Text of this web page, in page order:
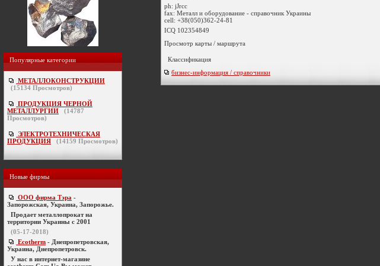
Популярные категории
МЕТАЛЛОКОНСТРУКЦИИ
(15134 Просмотров)
ПРОДУКЦИЯ ЧЕРНОЙ
МЕТАЛЛУРГИИ
(14787
Просмотров)
ЭЛЕКТРОТЕХНИЧЕСКАЯ
ПРОДУКЦИЯ
(14159 Просмотров)
Новые фирмы
ООО фирма Тэра -
Запорожская, Украина, Запорожье.
Продает металлопрокат на
территории Украины с 2001
(05-17-2018)
Ecotherm - Днепропетровская,
Украина, Днепропетровск.
У нас в интернет-магазине
ph: jJrcc
fax: Металл и оборудование - справочник Украины
cell: +38(050)362-24-81
ICQ 102354849
Просмотр карты / маршрута
Классификация
бизнес-информация / справочники